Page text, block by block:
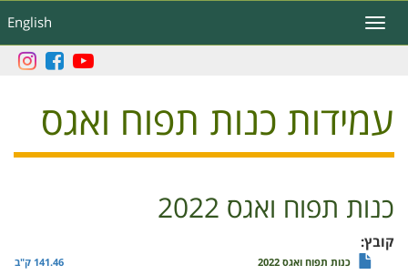
לתוכן
העיקרי
English
Toggle
navigation
עמידות כנות תפוח ואגס
כנות תפוח ואגס 2022
קובץ
כנות תפוח ואגס 2022 141.46 ק"ב